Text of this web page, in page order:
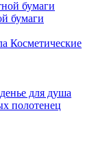
бумаги
Косметические
для душа
полотенец